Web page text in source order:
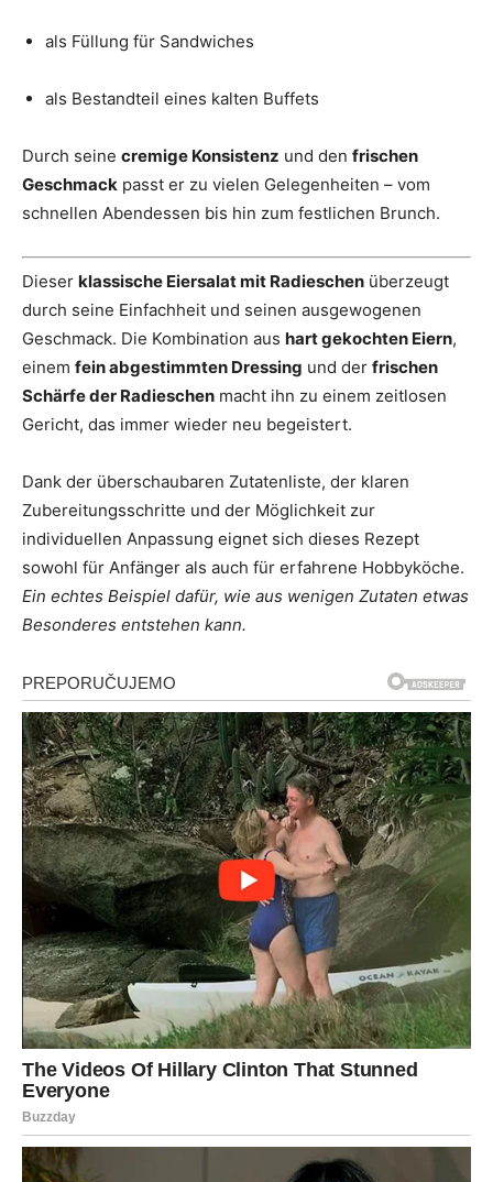
als Füllung für Sandwiches
als Bestandteil eines kalten Buffets
Durch seine cremige Konsistenz und den frischen
Geschmack passt er zu vielen Gelegenheiten – vom
schnellen Abendessen bis hin zum festlichen Brunch.
Dieser klassische Eiersalat mit Radieschen überzeugt
durch seine Einfachheit und seinen ausgewogenen
Geschmack. Die Kombination aus hart gekochten Eiern,
einem fein abgestimmten Dressing und der frischen
Schärfe der Radieschen macht ihn zu einem zeitlosen
Gericht, das immer wieder neu begeistert.
Dank der überschaubaren Zutatenliste, der klaren
Zubereitungsschritte und der Möglichkeit zur
individuellen Anpassung eignet sich dieses Rezept
sowohl für Anfänger als auch für erfahrene Hobbyköche.
Ein echtes Beispiel dafür, wie aus wenigen Zutaten etwas
Besonderes entstehen kann.